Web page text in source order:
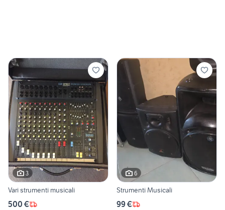
3
Vari strumenti musicali
500 €
6
Strumenti Musicali
99 €